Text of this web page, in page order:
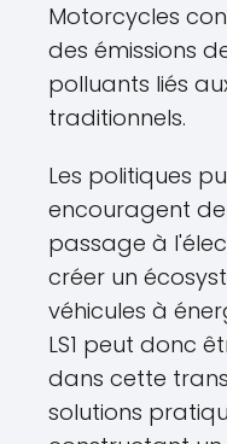
Motorcycles
des émissions
polluants liés
traditionnels.
Les politiques
encouragent
passage à
créer un
véhicules à
LS1 peut donc
dans cette
solutions